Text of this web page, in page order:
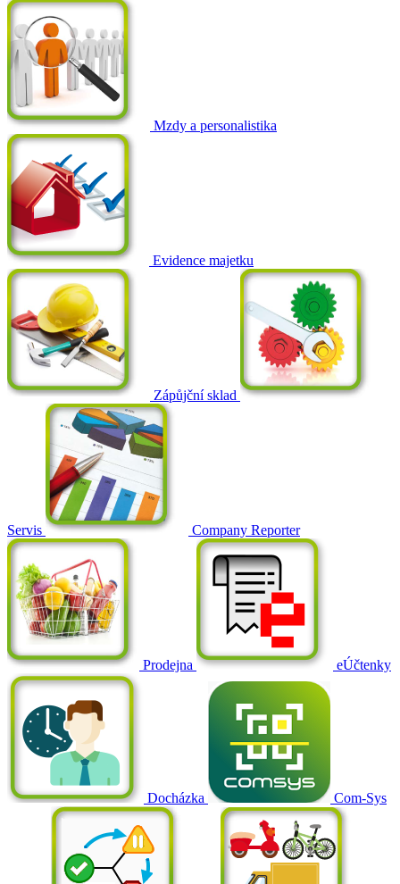
Mzdy a personalistika
Evidence majetku
Zápůjční sklad
Servis Company Reporter
Prodejna eÚčtenky
Docházka Com-Sys